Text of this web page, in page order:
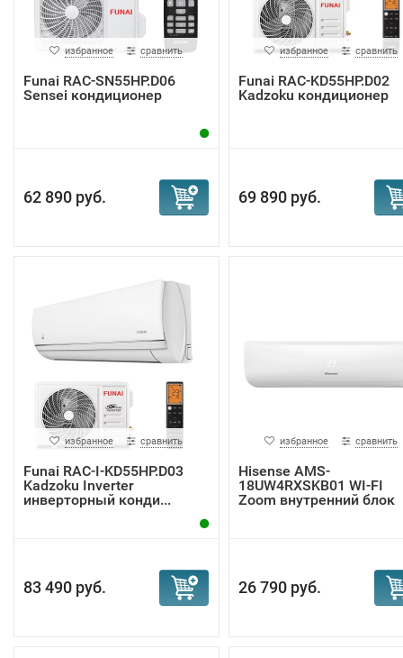
избранное сравнить
Funai RAC-SN55HP.D06
Sensei кондиционер
62 890 руб.
избранное сравнить
Funai RAC-KD55HP.D02
Kadzoku кондиционер
69 890 руб.
избранное сравнить
Funai RAC-I-KD55HP.D03
Kadzoku Inverter
инверторный конди...
83 490 руб.
избранное сравнить
Hisense AMS-
18UW4RXSKB01 WI-FI
Zoom внутренний блок
26 790 руб.